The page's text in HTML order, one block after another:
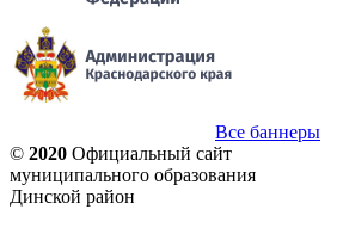
Все баннеры
© 2020 Официальный сайт
муниципального образования
Динской район